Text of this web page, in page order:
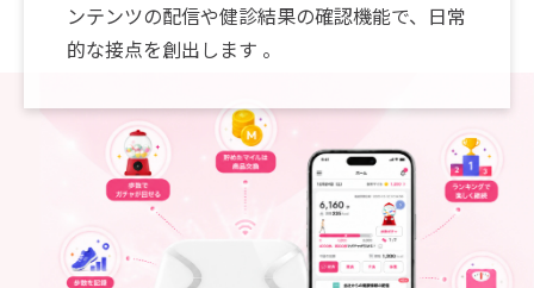
ンテンツの配信や健診結果の確認機能で、日常
的な接点を創出します 。